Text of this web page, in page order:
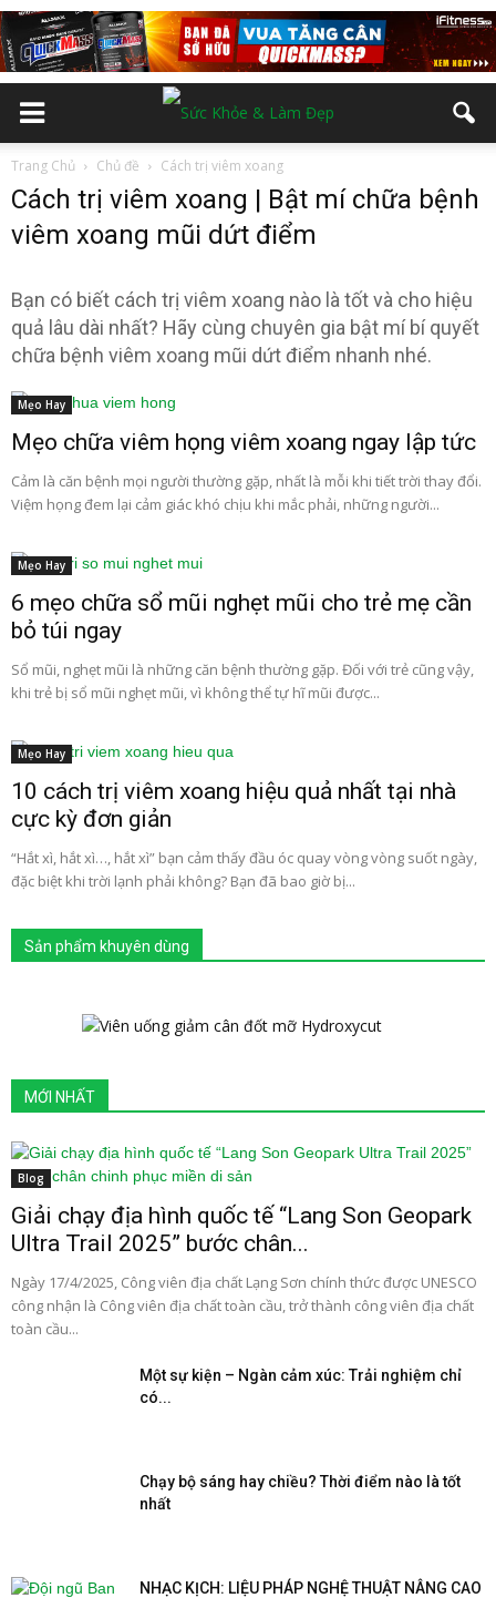
Trang Chủ Chủ đề Cách trị viêm xoang
Cách trị viêm xoang | Bật mí chữa bệnh
viêm xoang mũi dứt điểm
Bạn có biết cách trị viêm xoang nào là tốt và cho hiệu
quả lâu dài nhất? Hãy cùng chuyên gia bật mí bí quyết
chữa bệnh viêm xoang mũi dứt điểm nhanh nhé.
Mẹo Hay
Mẹo chữa viêm họng viêm xoang ngay lập tức
Cảm là căn bệnh mọi người thường gặp, nhất là mỗi khi tiết trời thay đổi.
Việm họng đem lại cảm giác khó chịu khi mắc phải, những người...
Mẹo Hay
6 mẹo chữa sổ mũi nghẹt mũi cho trẻ mẹ cần
bỏ túi ngay
Sổ mũi, nghẹt mũi là những căn bệnh thường gặp. Đối với trẻ cũng vậy,
khi trẻ bị sổ mũi nghẹt mũi, vì không thể tự hĩ mũi được...
Mẹo Hay
10 cách trị viêm xoang hiệu quả nhất tại nhà
cực kỳ đơn giản
“Hắt xì, hắt xì…, hắt xì” bạn cảm thấy đầu óc quay vòng vòng suốt ngày,
đặc biệt khi trời lạnh phải không? Bạn đã bao giờ bị...
Sản phẩm khuyên dùng
MỚI NHẤT
Blog
Giải chạy địa hình quốc tế “Lang Son Geopark
Ultra Trail 2025” bước chân...
Ngày 17/4/2025, Công viên địa chất Lạng Sơn chính thức được UNESCO
công nhận là Công viên địa chất toàn cầu, trở thành công viên địa chất
toàn cầu...
Một sự kiện – Ngàn cảm xúc: Trải nghiệm chỉ
có...
Chạy bộ sáng hay chiều? Thời điểm nào là tốt
nhất
NHẠC KỊCH: LIỆU PHÁP NGHỆ THUẬT NÂNG CAO